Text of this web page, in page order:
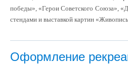
победы», «Герои Советского Союза»,
стендами и выставкой картин
Оформление